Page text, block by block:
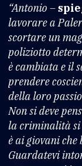
“Antonio –
lavorare a
scortare un
poliziotto
è cambiata e il
prendere
della loro
Non si deve
la criminalità si
è ai giovani che
Guardatevi